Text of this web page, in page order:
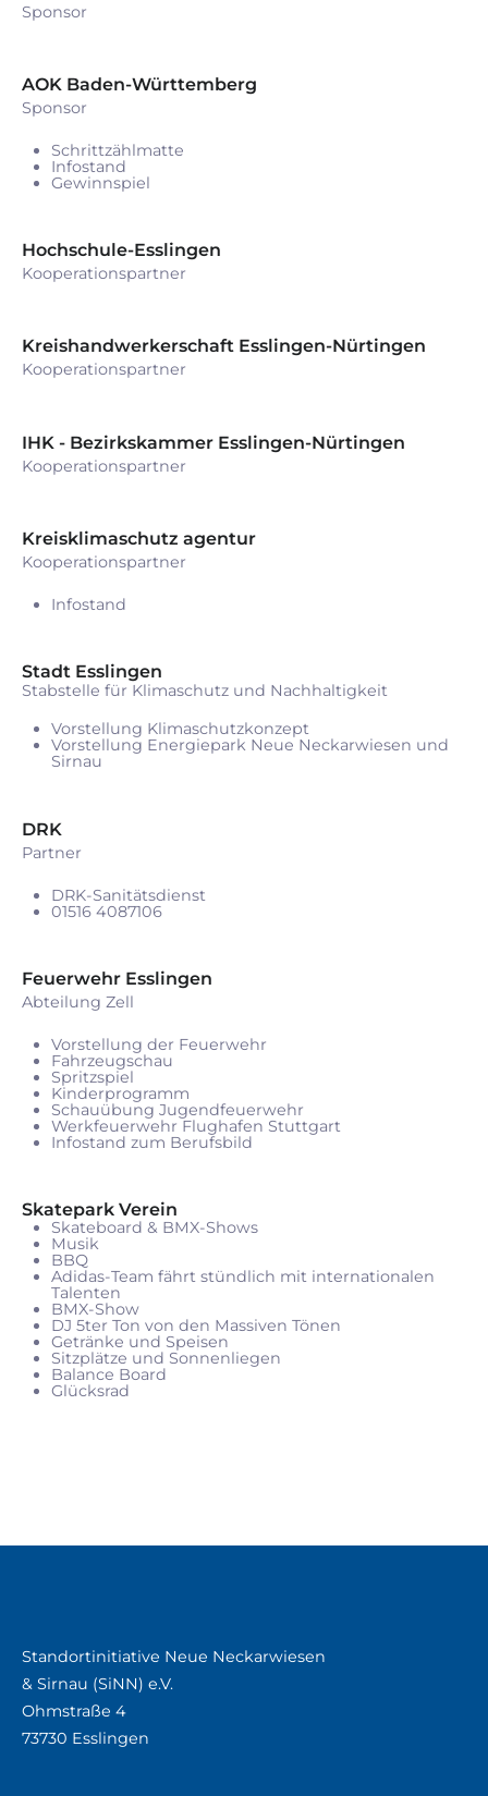
Sponsor
AOK Baden-Württemberg
Sponsor
Schrittzählmatte
Infostand
Gewinnspiel
Hochschule-Esslingen
Kooperationspartner
Kreishandwerkerschaft Esslingen-Nürtingen
Kooperationspartner
IHK - Bezirkskammer Esslingen-Nürtingen
Kooperationspartner
Kreisklimaschutz agentur
Kooperationspartner
Infostand
Stadt Esslingen
Stabstelle für Klimaschutz und Nachhaltigkeit
Vorstellung Klimaschutzkonzept
Vorstellung Energiepark Neue Neckarwiesen und
Sirnau
DRK
Partner
DRK-Sanitätsdienst
01516 4087106
Feuerwehr Esslingen
Abteilung Zell
Vorstellung der Feuerwehr
Fahrzeugschau
Spritzspiel
Kinderprogramm
Schauübung Jugendfeuerwehr
Werkfeuerwehr Flughafen Stuttgart
Infostand zum Berufsbild
Skatepark Verein
Skateboard & BMX-Shows
Musik
BBQ
Adidas-Team fährt stündlich mit internationalen
Talenten
BMX-Show
DJ 5ter Ton von den Massiven Tönen
Getränke und Speisen
Sitzplätze und Sonnenliegen
Balance Board
Glücksrad
Standortinitiative Neue Neckarwiesen
& Sirnau (SiNN) e.V.
Ohmstraße 4
73730 Esslingen